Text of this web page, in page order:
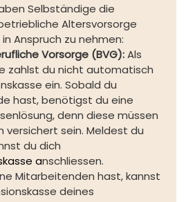
Selbständige die
Altersvorsorge
in Anspruch zu nehmen:
Vorsorge (BVG): Als
zahlst du nicht automatisch
ein. Sobald du
hast, benötigst du eine
denn diese müssen
versichert sein. Meldest du
du dich
anschliessen.
Mitarbeitenden hast, kannst
deines